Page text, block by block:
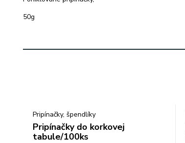
50g
Pripínačky, špendlíky
Pripínačky do korkovej
tabule/100ks